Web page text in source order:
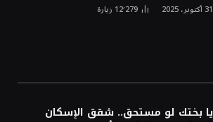
31 أكتوبر، 2025 12٬279 زيارة
يا بختك لو مستحق.. شقق الإسكان